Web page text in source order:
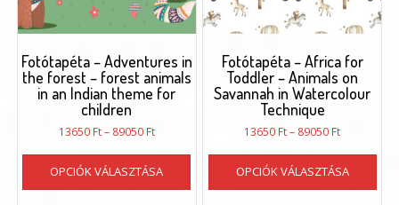
Fotótapéta – Adventures in
the forest – forest animals
in an Indian theme for
children
13650 Ft– 89050 FtÁrtartomány:
89050 Ft
OPCIÓK VÁLASZTÁSA
Ennek
terméknek
Fotótapéta – Africa for
Toddler – Animals on
Savannah in Watercolour
Technique
13650 Ft– 89050 Ft
89050 Ft
OPCIÓK VÁLASZTÁSA